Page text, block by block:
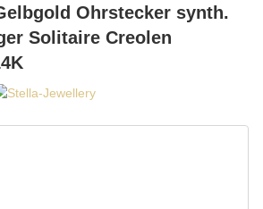
Ohrstecker synth.
Solitaire Creolen